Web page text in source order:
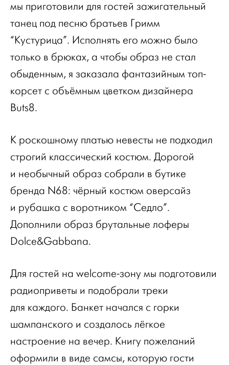
мы приготовили для гостей зажигательный
танец под песню братьев Гримм
“Кустурица”. Исполнять его можно было
только в брюках, а чтобы образ не стал
обыденным, я заказала фантазийным топ-
корсет с объёмным цветком дизайнера
Buts8.
К роскошному платью невесты не подходил
строгий классический костюм. Дорогой
и необычный образ собрали в бутике
бренда N68: чёрный костюм оверсайз
и рубашка с воротником “Седло”.
Дополнили образ брутальные лоферы
Dolce&Gabbana.
Для гостей на welcome-зону мы подготовили
радиоприветы и подобрали треки
для каждого. Банкет начался с горки
шампанского и создалось лёгкое
настроение на вечер. Книгу пожеланий
оформили в виде самсы, которую гости